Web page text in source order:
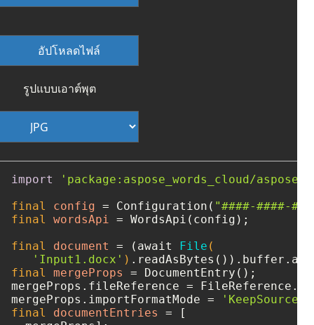
อัปโหลดไฟล์
รูปแบบเอาต์พุต
import
'package:aspose_words_cloud/
final
config = Configuration( "####-####-
final
wordsApi = WordsApi(config);
final
document = (await File (
'Input1.docx' )
final
mergeProps = DocumentEntry();
mergeProps.fileReference =
mergeProps.importFormatMode =
final
documentEntries = [